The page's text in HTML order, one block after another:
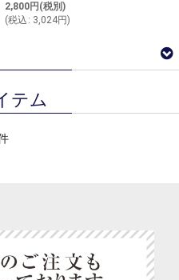
2,800円 (税別)
(税込 : 3,024円)
フト特集
イーツ特集
テム